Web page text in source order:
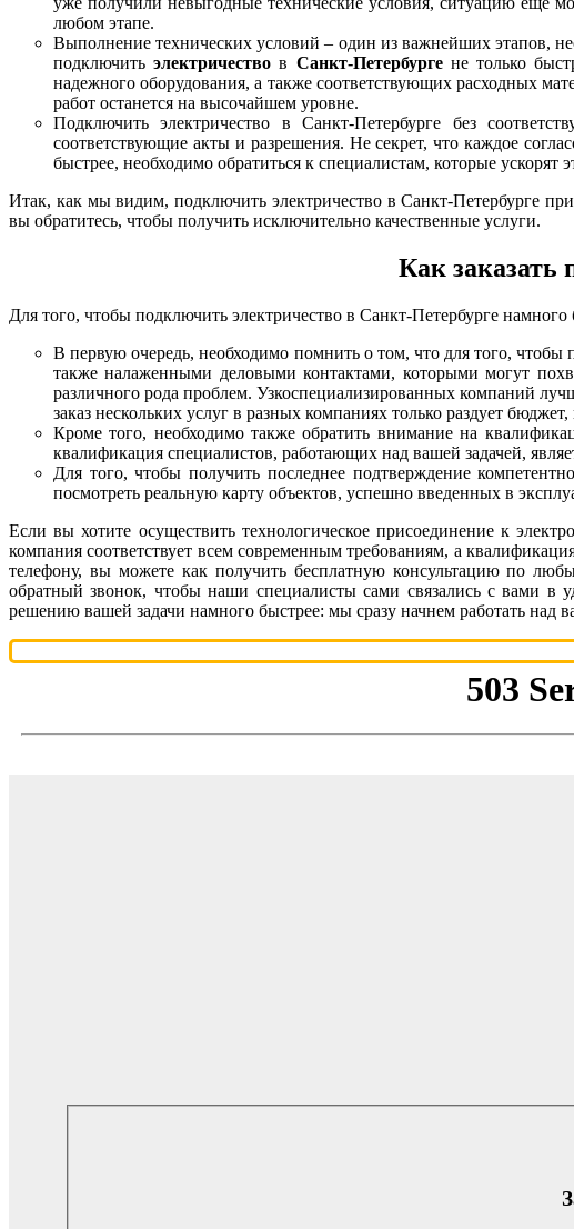
любом этапе.
Выполнение технических условий – один из важнейших этапов,
подключитьэлектричество в Санкт-Петербургене только
надежного оборудования, а также соответствующих расходных
работ останется на высочайшем уровне.
Подключить электричество в Санкт-Петербурге без
соответствующие акты и разрешения. Не секрет, что каждое
быстрее, необходимо обратиться к специалистам, которые
Итак, как мы видим, подключить электричество в Санкт-Петербурге
вы обратитесь, чтобы получить исключительно качественные услуги.
Как заказать
Для того, чтобы подключить электричество в Санкт-Петербурге
В первую очередь, необходимо помнить о том, что для того, чтобы
также налаженными деловыми контактами, которыми могут
различного рода проблем. Узкоспециализированных компаний
заказ нескольких услуг в разных компаниях только раздует
Кроме того, необходимо также обратить внимание на
квалификация специалистов, работающих над вашей задачей,
Для того, чтобы получить последнее подтверждение
посмотреть реальную карту объектов, успешно введенных в
Если вы хотите осуществить технологическое присоединение к
компания соответствует всем современным требованиям, а
телефону, вы можете как получить бесплатную консультацию по
обратный звонок, чтобы наши специалисты сами связались с вами
решению вашей задачи намного быстрее: мы сразу начнем работать над